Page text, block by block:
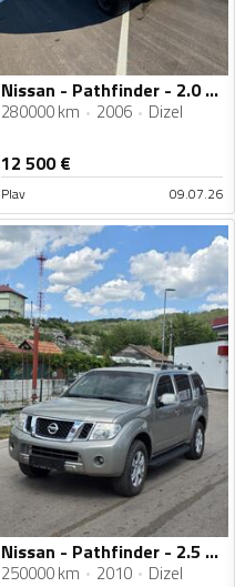
Nissan - Pathfinder - 2.0 126
280000 km 2006 Dizel
12 500€
Plav 09.07.26
Nissan - Pathfinder - 2.5 dci
250000 km 2010 Dizel